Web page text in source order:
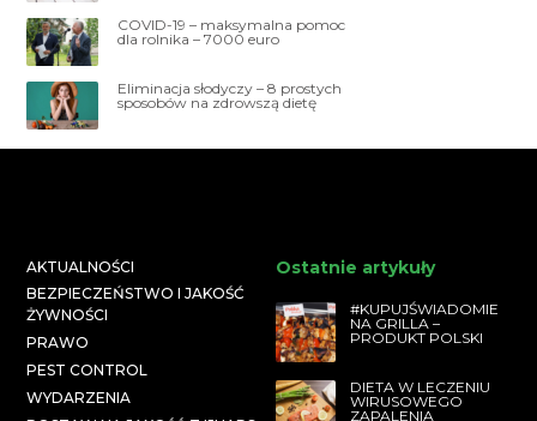
COVID-19 – maksymalna pomoc
dla rolnika – 7000 euro
Eliminacja słodyczy – 8 prostych
sposobów na zdrowszą dietę
AKTUALNOŚCI
BEZPIECZEŃSTWO I JAKOŚĆ
ŻYWNOŚCI
PRAWO
PEST CONTROL
WYDARZENIA
Ostatnie artykuły
#KUPUJŚWIADOMIE
NA GRILLA –
PRODUKT POLSKI
DIETA W LECZENIU
WIRUSOWEGO
ZAPALENIA